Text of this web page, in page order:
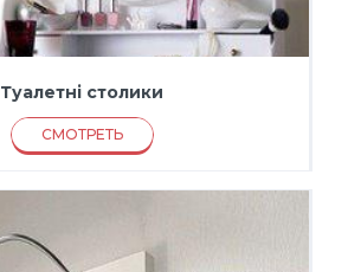
Туалетні столики
СМОТРЕТЬ